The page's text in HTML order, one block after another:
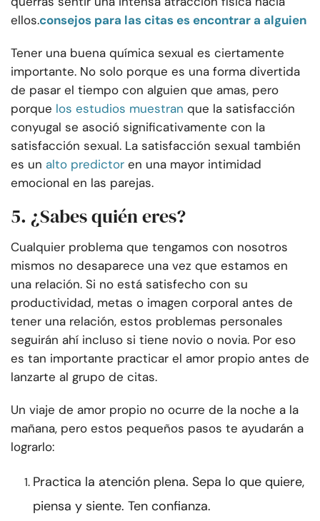
ellos.consejos para las citas es encontrar a alguien
Tener una buena química sexual es ciertamente
importante. No solo porque es una forma divertida
de pasar el tiempo con alguien que amas, pero
porque los estudios muestran que la satisfacción
conyugal se asoció significativamente con la
satisfacción sexual. La satisfacción sexual también
es un alto predictor en una mayor intimidad
emocional en las parejas.
5. ¿Sabes quién eres?
Cualquier problema que tengamos con nosotros
mismos no desaparece una vez que estamos en
una relación. Si no está satisfecho con su
productividad, metas o imagen corporal antes de
tener una relación, estos problemas personales
seguirán ahí incluso si tiene novio o novia. Por eso
es tan importante practicar el amor propio antes de
lanzarte al grupo de citas.
Un viaje de amor propio no ocurre de la noche a la
mañana, pero estos pequeños pasos te ayudarán a
lograrlo:
Practica la atención plena. Sepa lo que quiere,
piensa y siente. Ten confianza.